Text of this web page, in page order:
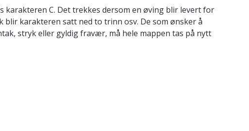
C. Det trekkes dersom en øving blir levert for
karakteren satt ned to trinn osv. De som ønsker å
stryk eller gyldig fravær, må hele mappen tas på nytt